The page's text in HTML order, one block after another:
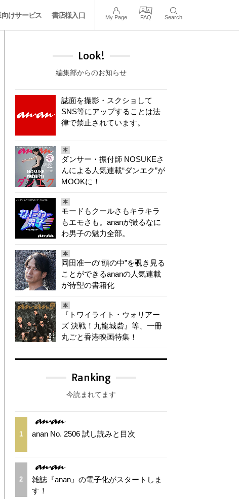
けサービス 書店様入口 My Page FAQ Search
Look!
編集部からのお知らせ
誌面を撮影・スクショして
SNS等にアップすることは法
律で禁止されています。
本
ダンサー・振付師 NOSUKEさ
んによる人気連載“ダンエク”が
MOOKに！
本
モードもクールさもキラキラ
もエモさも。ananが撮るなに
わ男子の魅力全部。
本
岡田准一の“頭の中”を覗き見る
ことができるananの人気連載
が待望の書籍化
本
『トワイライト・ウォリアー
ズ 決戦！九龍城砦』等、一冊
丸ごと香港映画特集！
Ranking
今読まれてます
1 anan No. 2506 試し読みと目次
2
雑誌『anan』の電子化がスタートしま
す！